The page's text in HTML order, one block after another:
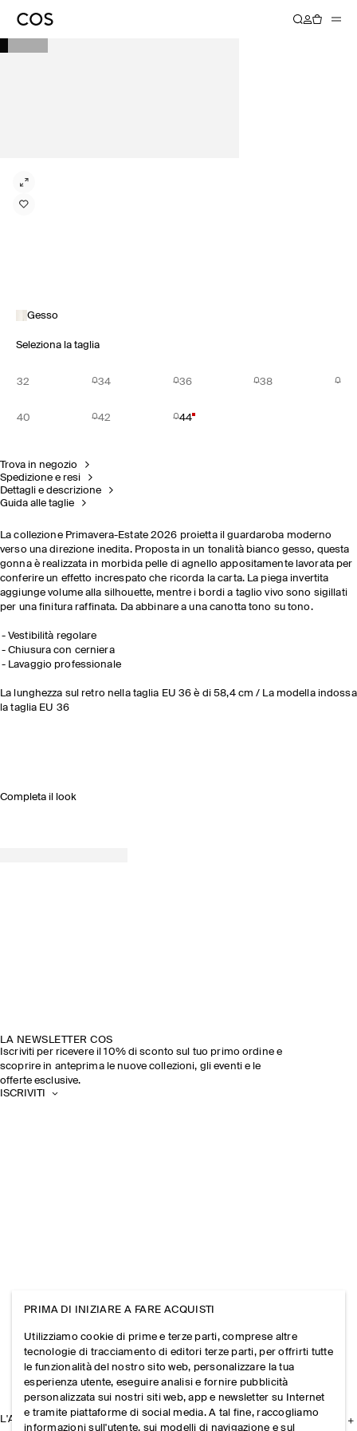
Gesso
Seleziona la taglia
32 34 36 38
40 42 44
Trova in negozio
Spedizione e resi
Dettagli e descrizione
Guida alle taglie
La collezione Primavera-Estate 2026 proietta il guardaroba moderno
verso una direzione inedita. Proposta in un tonalità bianco gesso, questa
gonna è realizzata in morbida pelle di agnello appositamente lavorata per
conferire un effetto increspato che ricorda la carta. La piega invertita
aggiunge volume alla silhouette, mentre i bordi a taglio vivo sono sigillati
per una finitura raffinata. Da abbinare a una canotta tono su tono.
Vestibilità regolare
Chiusura con cerniera
Lavaggio professionale
La lunghezza sul retro nella taglia EU 36 è di 58,4 cm / La modella indossa
la taglia EU 36
Completa il look
LA NEWSLETTER COS
Iscriviti per ricevere il 10% di sconto sul tuo primo ordine e
scoprire in anteprima le nuove collezioni, gli eventi e le
offerte esclusive.
ISCRIVITI
L'AZIENDA
PRIMA DI INIZIARE A FARE ACQUISTI
Utilizziamo cookie di prime e terze parti, comprese altre
tecnologie di tracciamento di editori terze parti, per offrirti tutte
le funzionalità del nostro sito web, personalizzare la tua
esperienza utente, eseguire analisi e fornire pubblicità
personalizzata sui nostri siti web, app e newsletter su Internet
e tramite piattaforme di social media. A tal fine, raccogliamo
informazioni sull'utente, sui modelli di navigazione e sul